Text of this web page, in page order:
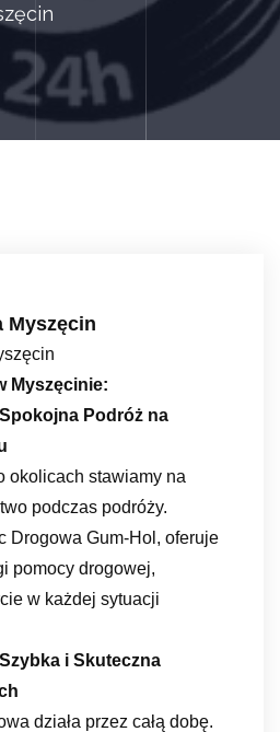
Myszęcin
Myszęcinie:
Podróż na
okolicach stawiamy na
podczas podróży.
Drogowa Gum-Hol, oferuje
pomocy drogowej,
w każdej sytuacji
i Skuteczna
działa przez całą dobę.